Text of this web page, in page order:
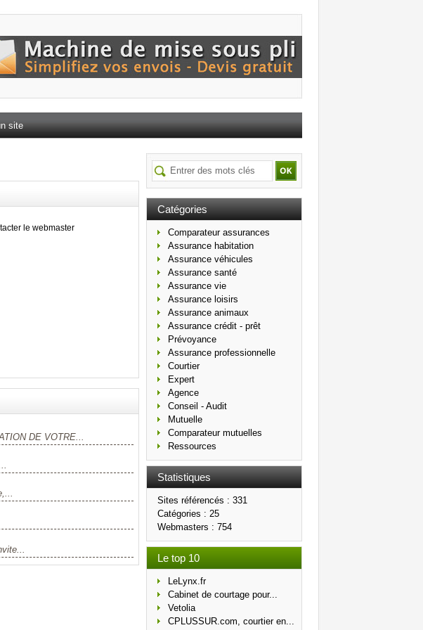
site
Catégories
Comparateur assurances
Assurance habitation
Assurance véhicules
Assurance santé
Assurance vie
Assurance loisirs
Assurance animaux
Assurance crédit - prêt
Prévoyance
Assurance professionnelle
Courtier
Expert
Agence
Conseil - Audit
Mutuelle
Comparateur mutuelles
Ressources
Statistiques
Sites référencés : 331
Catégories : 25
Webmasters : 754
Le top 10
LeLynx.fr
Cabinet de courtage pour...
Vetolia
CPLUSSUR.com, courtier en...
le webmaster
DE VOTRE...